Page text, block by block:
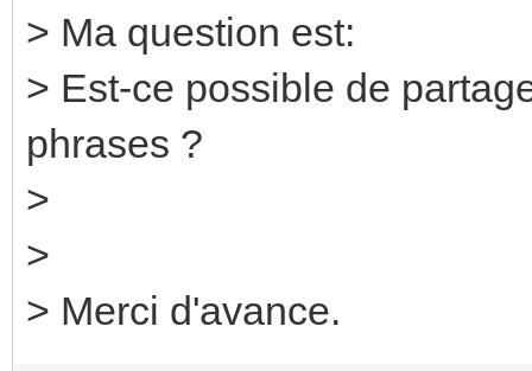
> Ma question est:
> Est-ce possible de
phrases ?
>
>
> Merci d'avance.